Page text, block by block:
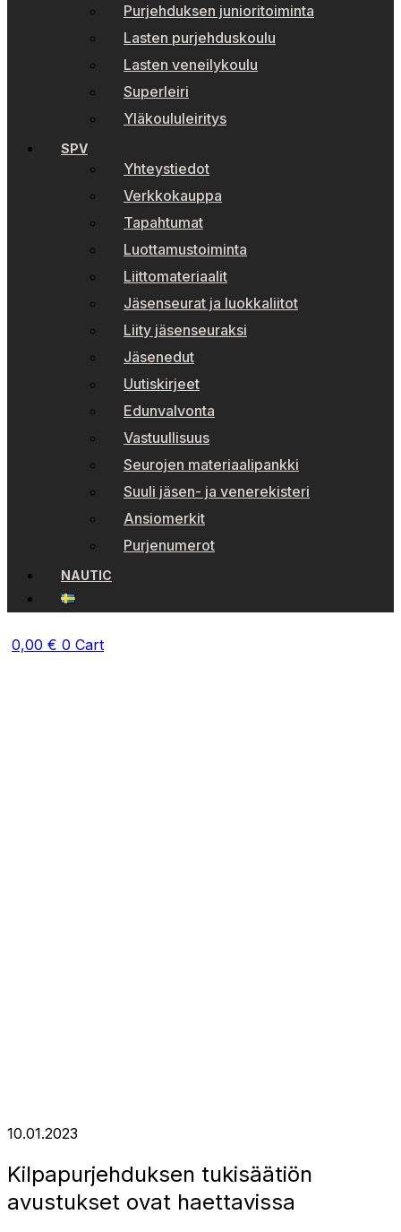
Purjehduksen junioritoiminta
Lasten purjehduskoulu
Lasten veneilykoulu
Superleiri
Yläkoululeiritys
SPV
Yhteystiedot
Verkkokauppa
Tapahtumat
Luottamustoiminta
Liittomateriaalit
Jäsenseurat ja luokkaliitot
Liity jäsenseuraksi
Jäsenedut
Uutiskirjeet
Edunvalvonta
Vastuullisuus
Seurojen materiaalipankki
Suuli jäsen- ja venerekisteri
Ansiomerkit
Purjenumerot
NAUTIC
0,00 € 0 Cart
10.01.2023
Kilpapurjehduksen tukisäätiön
avustukset ovat haettavissa